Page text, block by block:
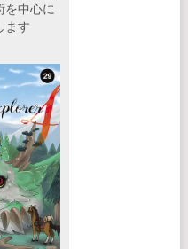
を中心に
ます